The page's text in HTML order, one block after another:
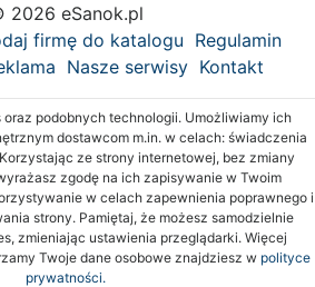
2026 eSanok.pl
firmę do katalogu Regulamin
Nasze serwisy Kontakt
podobnych technologii. Umożliwiamy ich
dostawcom m.in. w celach: świadczenia
ze strony internetowej, bez zmiany
zgodę na ich zapisywanie w Twoim
w celach zapewnienia poprawnego i
strony. Pamiętaj, że możesz samodzielnie
zmieniając ustawienia przeglądarki. Więcej
Twoje dane osobowe znajdziesz w polityce
prywatności.